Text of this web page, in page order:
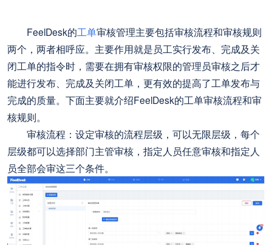
FeelDesk的工单审核管理主要包括审核流程和审核规则
两个，两者相呼应。主要作用就是员工实行发布、完成及关
闭工单的指令时，需要在拥有审核权限的管理员审核之后才
能进行发布、完成及关闭工单，更有效的提高了工单发布与
完成的质量。下面主要就介绍FeelDesk的工单审核流程和审
核规则。
审核流程：设定审核的流程层级，可以无限层级，每个
层级都可以选择部门主管审核，指定人员任意审核和指定人
员全部会审这三个条件。